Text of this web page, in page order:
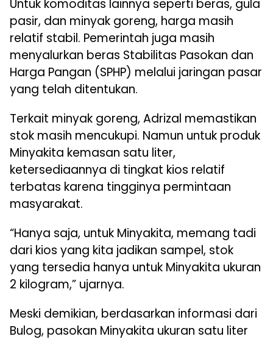
Untuk komoditas lainnya seperti beras, gula
pasir, dan minyak goreng, harga masih
relatif stabil. Pemerintah juga masih
menyalurkan beras Stabilitas Pasokan dan
Harga Pangan (SPHP) melalui jaringan pasar
yang telah ditentukan.
Terkait minyak goreng, Adrizal memastikan
stok masih mencukupi. Namun untuk produk
Minyakita kemasan satu liter,
ketersediaannya di tingkat kios relatif
terbatas karena tingginya permintaan
masyarakat.
“Hanya saja, untuk Minyakita, memang tadi
dari kios yang kita jadikan sampel, stok
yang tersedia hanya untuk Minyakita ukuran
2 kilogram,” ujarnya.
Meski demikian, berdasarkan informasi dari
Bulog, pasokan Minyakita ukuran satu liter